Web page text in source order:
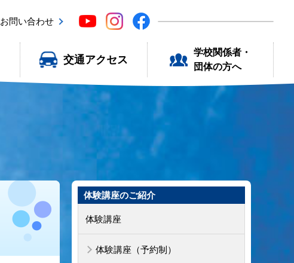
お問い合わせ
交通アクセス
学校関係者・
団体の方へ
体験講座のご紹介
体験講座
体験講座（予約制）